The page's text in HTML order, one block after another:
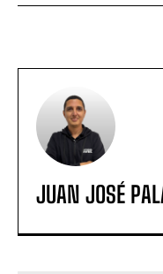
JUAN JOSÉ